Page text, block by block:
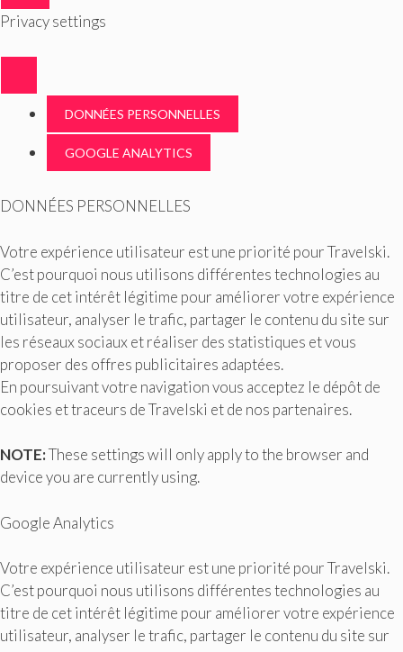
FERMER
Privacy settings
DONNÉES PERSONNELLES
GOOGLE ANALYTICS
DONNÉES PERSONNELLES
Votre expérience utilisateur est une priorité pour Travelski.
C’est pourquoi nous utilisons différentes technologies au
titre de cet intérêt légitime pour améliorer votre expérience
utilisateur, analyser le trafic, partager le contenu du site sur
les réseaux sociaux et réaliser des statistiques et vous
proposer des offres publicitaires adaptées.
En poursuivant votre navigation vous acceptez le dépôt de
cookies et traceurs de Travelski et de nos partenaires.
NOTE:These settings will only apply to the browser and
device you are currently using.
Google Analytics
Votre expérience utilisateur est une priorité pour Travelski.
C’est pourquoi nous utilisons différentes technologies au
titre de cet intérêt légitime pour améliorer votre expérience
utilisateur, analyser le trafic, partager le contenu du site sur